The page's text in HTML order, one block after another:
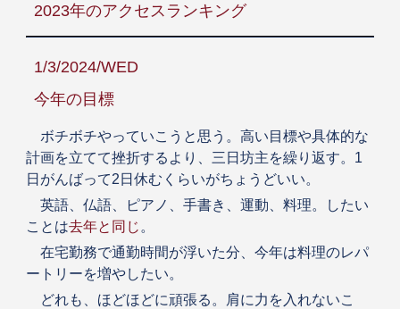
2023年のアクセスランキング
1/3/2024/WED
今年の目標
ボチボチやっていこうと思う。高い目標や具体的な
計画を立てて挫折するより、三日坊主を繰り返す。1
日がんばって2日休むくらいがちょうどいい。
英語、仏語、ピアノ、手書き、運動、料理。したい
ことは去年と同じ。
在宅勤務で通勤時間が浮いた分、今年は料理のレパ
ートリーを増やしたい。
どれも、ほどほどに頑張る。肩に力を入れないこ